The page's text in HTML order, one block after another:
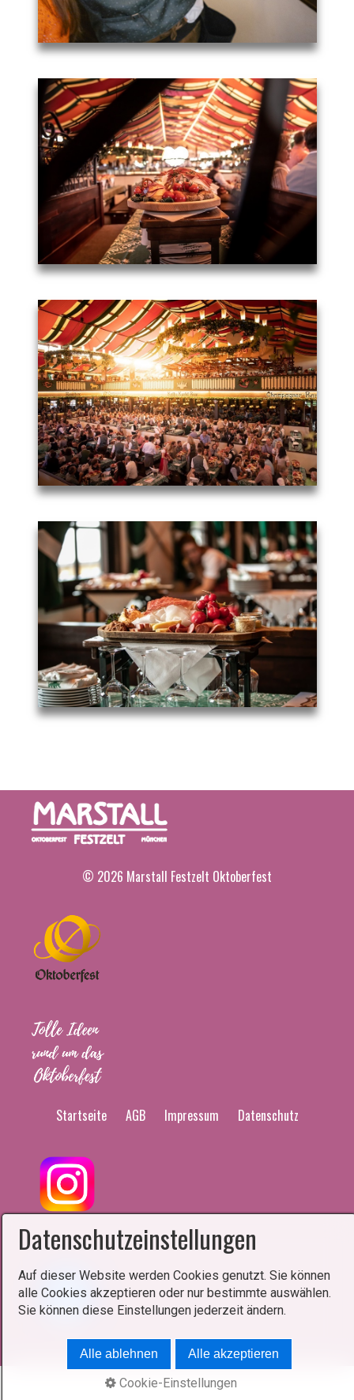
© 2026 Marstall Festzelt Oktoberfest
Startseite AGB Impressum Datenschutz
Datenschutzeinstellungen
Auf dieser Website werden Cookies genutzt. Sie können
alle Cookies akzeptieren oder nur bestimmte auswählen.
Sie können diese Einstellungen jederzeit ändern.
Alle ablehnen Alle akzeptieren
Cookie-Einstellungen